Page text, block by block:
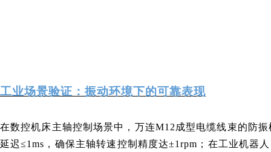
工业场景验证：振动环境下的可靠表现
在数控机床主轴控制场景中，万连M12成型电缆线束的防
延迟≤1ms，确保主轴转速控制精度达±1rpm；在工业机器